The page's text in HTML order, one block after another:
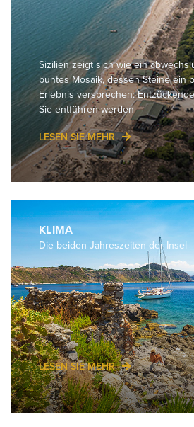
Sizilien zeigt sich wie ein
buntes Mosaik, dessen Steine ein
Erlebnis versprechen:
Sie entführen werden
LESEN SIE MEHR
KLIMA
Die beiden Jahreszeiten der Insel
LESEN SIE MEHR